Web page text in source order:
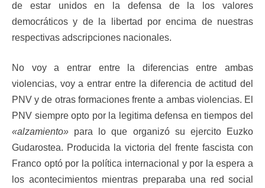
de estar unidos en la defensa de la los valores
democráticos y de la libertad por encima de nuestras
respectivas adscripciones nacionales.
No voy a entrar entre la diferencias entre ambas
violencias, voy a entrar entre la diferencia de actitud del
PNV y de otras formaciones frente a ambas violencias. El
PNV siempre opto por la legitima defensa en tiempos del
«alzamiento» para lo que organizó su ejercito Euzko
Gudarostea. Producida la victoria del frente fascista con
Franco optó por la política internacional y por la espera a
los acontecimientos mientras preparaba una red social